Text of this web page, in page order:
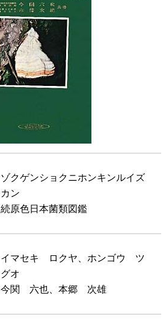
ゾクゲンショクニホンキンルイズ
カン
続原色日本菌類図鑑
イマセキ ロクヤ、ホンゴウ ツ
グオ
今関 六也、本郷 次雄